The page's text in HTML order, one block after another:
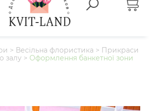
> Весільна флористика > Прикраси
залу> Оформлення банкетної зони